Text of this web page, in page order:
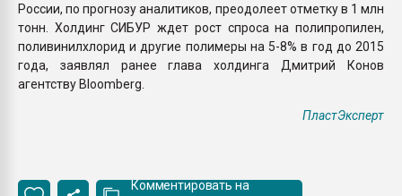
России, по прогнозу аналитиков, преодолеет отметку в 1 млн
тонн. Холдинг СИБУР ждет рост спроса на полипропилен,
поливинилхлорид и другие полимеры на 5-8% в год до 2015
года, заявлял ранее глава холдинга Дмитрий Конов
агентству Bloomberg.
ПластЭксперт
Комментировать на